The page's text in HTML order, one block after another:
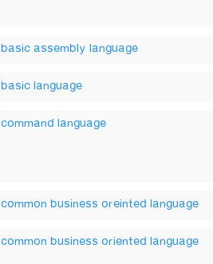
basic assembly language
basic language
command language
common business oreinted language
common business oriented language